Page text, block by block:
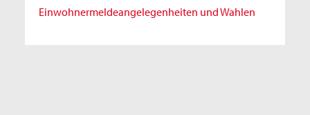
Einwohnermeldeangelegenheiten und Wahlen